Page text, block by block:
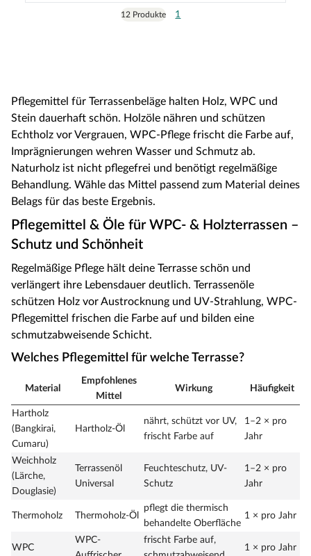
12 Produkte 1
Pflegemittel für Terrassenbeläge halten Holz, WPC und
Stein dauerhaft schön. Holzöle nähren und schützen
Echtholz vor Vergrauen, WPC-Pflege frischt die Farbe auf,
Imprägnierungen wehren Wasser und Schmutz ab.
Naturholz ist nicht pflegefrei und benötigt regelmäßige
Behandlung. Wähle das Mittel passend zum Material deines
Belags für das beste Ergebnis.
Pflegemittel & Öle für WPC- & Holzterrassen –
Schutz und Schönheit
Regelmäßige Pflege hält deine Terrasse schön und
verlängert ihre Lebensdauer deutlich. Terrassenöle
schützen Holz vor Austrocknung und UV-Strahlung, WPC-
Pflegemittel frischen die Farbe auf und bilden eine
schmutzabweisende Schicht.
Welches Pflegemittel für welche Terrasse?
Material
Empfohlenes
Mittel
Wirkung Häufigkeit
Hartholz
(Bangkirai,
Cumaru)
Hartholz-Öl
nährt, schützt vor UV,
frischt Farbe auf
1–2 × pro
Jahr
Weichholz
(Lärche,
Douglasie)
Terrassenöl
Universal
Feuchteschutz, UV-
Schutz
1–2 × pro
Jahr
Thermoholz Thermoholz-Öl
pflegt die thermisch
behandelte Oberfläche
1 × pro Jahr
WPC
WPC-
frischt Farbe auf,
1 × pro Jahr